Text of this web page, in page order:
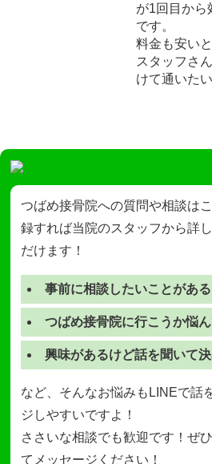
が1回目から
です。
料金も安い
スタッフさ
けて通いた
つばめ接骨院への質問や相談は
録すれば当院のスタッフから詳
だけます！
事前に相談したいことがある
つばめ接骨院に行こうか悩
興味があるけど話を聞いて
など、そんなお悩みもLINEで話
ジしやすいですよ！
ささいな相談でも歓迎です！ぜ
てメッセージください！